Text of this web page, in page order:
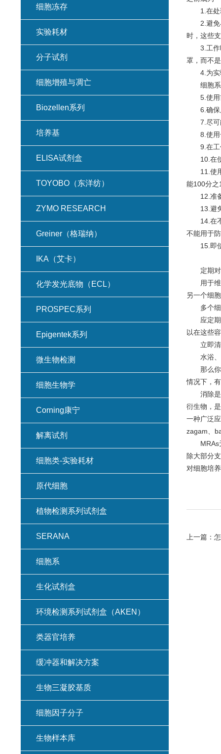
1.在
2.避
时，这些
3.工
罩，而不
4.为
细胞
5.使
6.确
7.尽
8.使
9.在
10.在
11.使
能100分之
12.准
13.避
14.在
不能用于
15.即
定期
用于
另一个细
多个
应定
以在这些
立即
水浴
那么
情况下，
消除
衍生物，
一种广泛
zagam、
除大部分
对细胞培
上一篇：
细胞冻存
实验耗材
分子试剂
细胞增殖与凋亡
Biozellen系列
培养基
ELISA试剂盒
TOYOBO（东洋纺）
ZYMO RESEARCH
Greiner（格瑞纳）
IKA（艾卡）
化学发光底物（ECL）
PROSPEC系列
Epigentek系列
微生物检测
细胞生物学
Corning康宁
解离试剂
细胞类-实验耗材
原代细胞
植物检测系列试剂盒
SERANA
细胞系
生化试剂盒
环境检测系列试剂盒（AKEN）
类器官培养
缓冲器和解决方案
生物三凝胶基质
细胞因子分子
生物样本库